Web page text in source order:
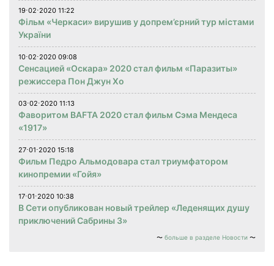
19⋅02⋅2020 11:22
Фільм «Черкаси» вирушив у допрем’єрний тур містами
України
10⋅02⋅2020 09:08
Сенсацией «Оскара» 2020 стал фильм «Паразиты»
режиссера Пон Джун Хо
03⋅02⋅2020 11:13
Фаворитом BAFTA 2020 стал фильм Сэма Мендеса
«1917»
27⋅01⋅2020 15:18
Фильм Педро Альмодовара стал триумфатором
кинопремии «Гойя»
17⋅01⋅2020 10:38
В Сети опубликован новый трейлер «Леденящих душу
приключений Сабрины 3»
больше в разделе Новости